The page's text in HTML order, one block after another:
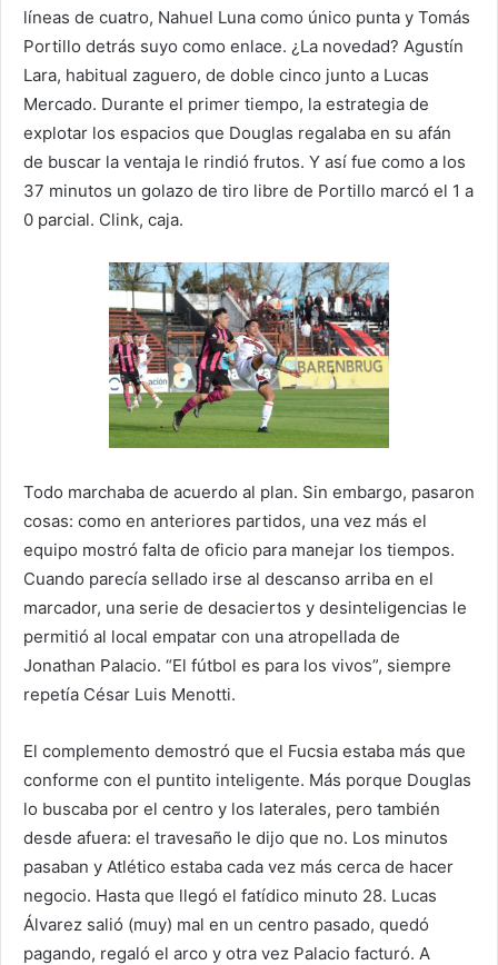
líneas de cuatro, Nahuel Luna como único punta y Tomás
Portillo detrás suyo como enlace. ¿La novedad? Agustín
Lara, habitual zaguero, de doble cinco junto a Lucas
Mercado. Durante el primer tiempo, la estrategia de
explotar los espacios que Douglas regalaba en su afán
de buscar la ventaja le rindió frutos. Y así fue como a los
37 minutos un golazo de tiro libre de Portillo marcó el 1 a
0 parcial. Clink, caja.
Todo marchaba de acuerdo al plan. Sin embargo, pasaron
cosas: como en anteriores partidos, una vez más el
equipo mostró falta de oficio para manejar los tiempos.
Cuando parecía sellado irse al descanso arriba en el
marcador, una serie de desaciertos y desinteligencias le
permitió al local empatar con una atropellada de
Jonathan Palacio. “El fútbol es para los vivos”, siempre
repetía César Luis Menotti.
El complemento demostró que el Fucsia estaba más que
conforme con el puntito inteligente. Más porque Douglas
lo buscaba por el centro y los laterales, pero también
desde afuera: el travesaño le dijo que no. Los minutos
pasaban y Atlético estaba cada vez más cerca de hacer
negocio. Hasta que llegó el fatídico minuto 28. Lucas
Álvarez salió (muy) mal en un centro pasado, quedó
pagando, regaló el arco y otra vez Palacio facturó. A